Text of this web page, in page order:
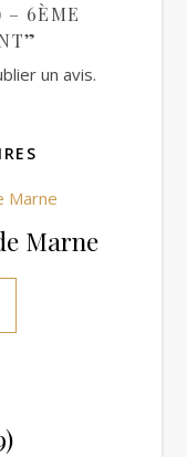
– 6ÈME
un avis.
Marne